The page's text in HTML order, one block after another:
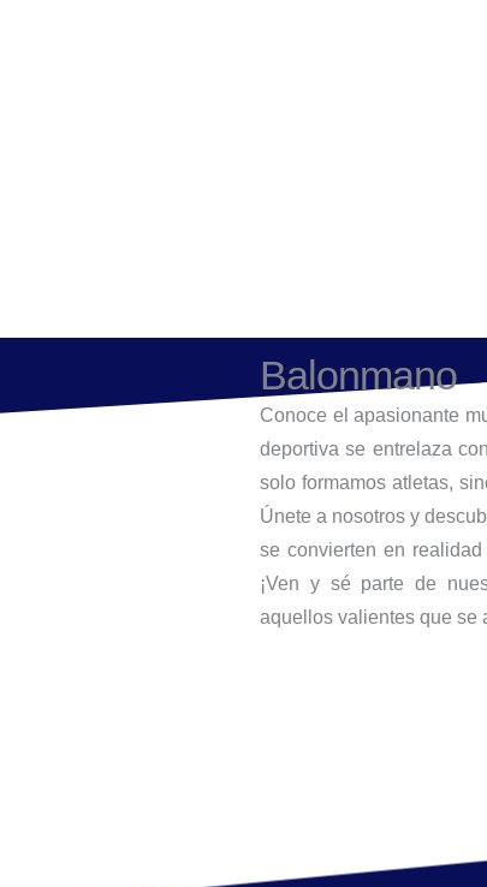
Balonmano
Conoce el apasionante
deportiva se entrelaza
solo formamos atletas,
Únete a nosotros y
se convierten en
¡Ven y sé parte de
aquellos valientes que se